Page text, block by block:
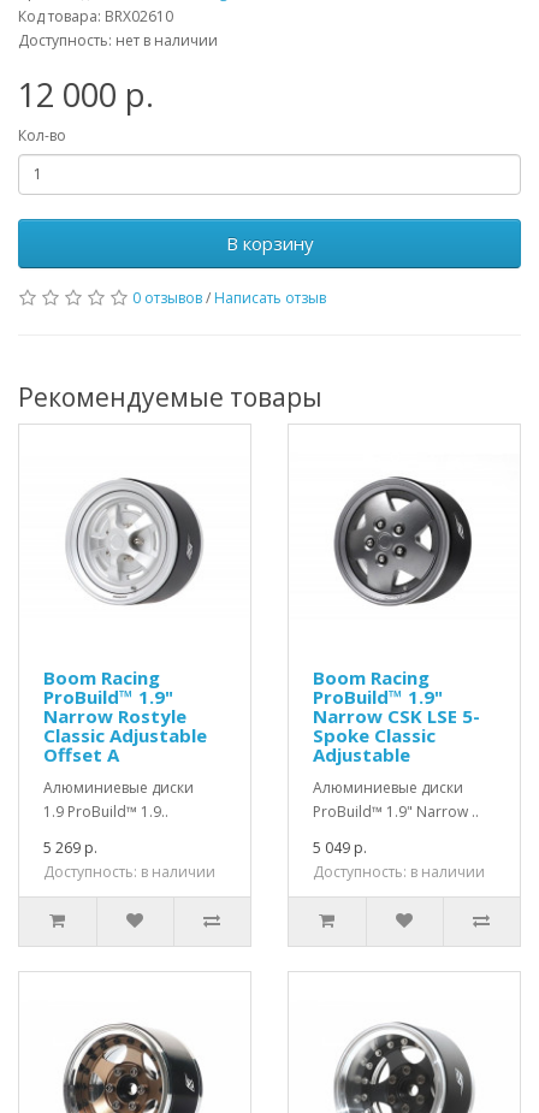
Код товара: BRX02610
Доступность: нет в наличии
12 000 р.
Кол-во
В корзину
0 отзывов/ Написать отзыв
Рекомендуемые товары
Boom Racing
ProBuild™ 1.9"
Narrow Rostyle
Classic Adjustable
Offset A
Алюминиевые диски
1.9 ProBuild™ 1.9..
5 269 р.
Доступность: в наличии
Boom Racing
ProBuild™ 1.9"
Narrow CSK LSE 5-
Spoke Classic
Adjustable
Алюминиевые диски
ProBuild™ 1.9" Narrow ..
5 049 р.
Доступность: в наличии